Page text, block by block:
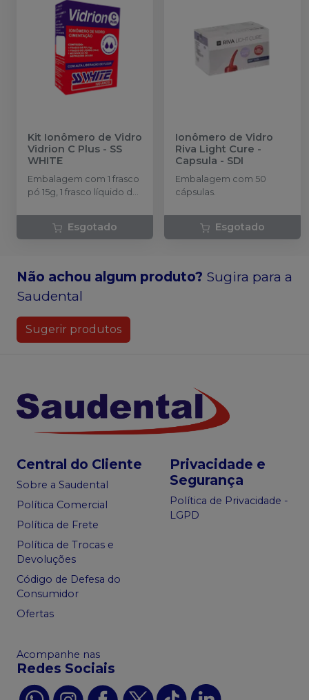
Kit Ionômero de Vidro
Vidrion C Plus - SS
WHITE
Embalagem com 1 frasco
pó 15g, 1 frasco líquido de
Esgotado
Ionômero de Vidro
Riva Light Cure -
Capsula - SDI
Embalagem com 50
cápsulas.
Esgotado
Não achou algum produto? Sugira para a
Saudental
Sugerir produtos
Central do Cliente
Sobre a Saudental
Política Comercial
Política de Frete
Política de Trocas e
Devoluções
Código de Defesa do
Consumidor
Ofertas
Privacidade e
Segurança
Política de Privacidade -
LGPD
Acompanhe nas
Redes Sociais